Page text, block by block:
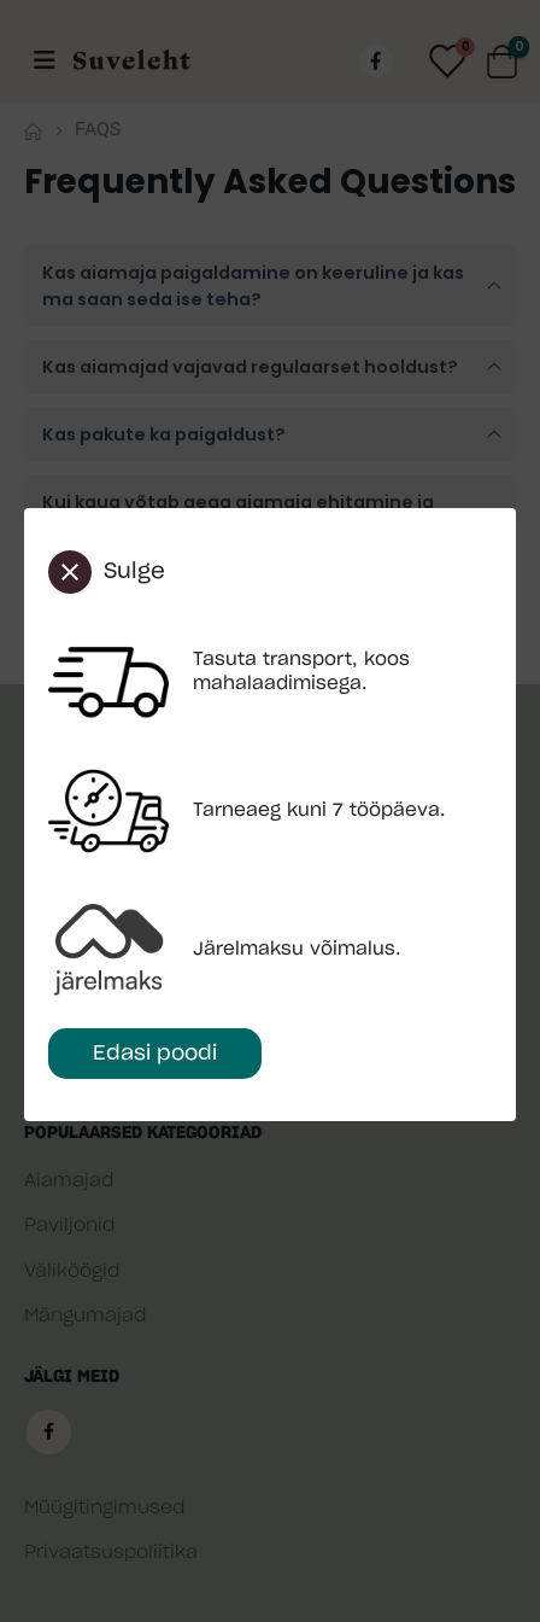
Sulge
Tasuta transport, koos
mahalaadimisega.
Tarneaeg kuni 7 tööpäeva.
Järelmaksu võimalus.
Edasi poodi
0 0
FAQS
Frequently Asked Questions
Kas aiamaja paigaldamine on keeruline ja kas
ma saan seda ise teha?
Kas aiamajad vajavad regulaarset hooldust?
Kas pakute ka paigaldust?
Kui kaua võtab aega aiamaja ehitamine ja
​​Kuidas valida sobiv aiamaja mudel?
OLULINE INFO
Kohaletoimetamine
Paigaldus
Garantii
Aiamaja hooldamine
Aiamaja ehitus: samm-sammuline juhend ja
näpunäited
Montonio järelmaks
POPULAARSED KATEGOORIAD
Aiamajad
Paviljonid
Väliköögid
Mängumajad
JÄLGI MEID
Müügitingimused
Privaatsuspoliitika